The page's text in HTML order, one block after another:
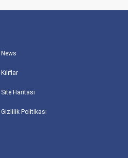
News
Kılıflar
Site Haritası
Gizlilik Politikası